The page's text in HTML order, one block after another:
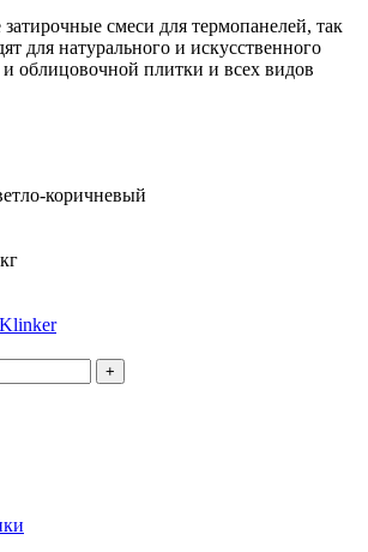
смеси для термопанелей, так
для натурального и искусственного
облицовочной плитки и всех видов
коричневый